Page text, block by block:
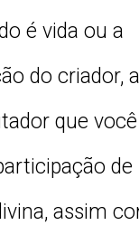
é vida ou a
do criador,
que
de
assim